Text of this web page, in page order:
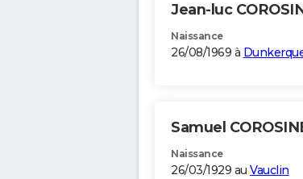
Jean-luc
Naissance
26/08/1969 à
Samuel
Naissance
26/03/1929 au Vauclin